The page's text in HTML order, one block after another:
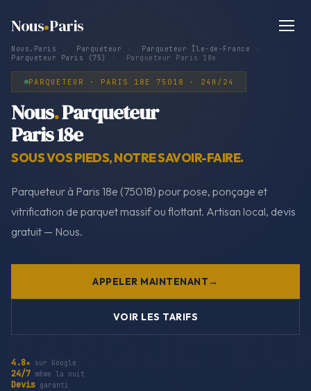
Nous Paris
Nous.Paris Parqueteur Parqueteur Île-de-France
Parqueteur Paris (75)
Parqueteur Paris 18e
PARQUETEUR · PARIS 18E 75018 · 24H/24
Nous.Parqueteur
Paris 18e
SOUS VOS PIEDS, NOTRE SAVOIR-FAIRE.
Parqueteur à Paris 18e (75018) pour pose, ponçage et
vitrification de parquet massif ou flottant. Artisan local, devis
gratuit — Nous.
APPELER MAINTENANT
VOIR LES TARIFS
4.8★ sur Google
24/7 même la nuit
Devis garanti